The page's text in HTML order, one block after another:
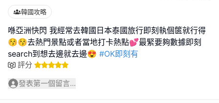
韓國攻略
喺亞洲快閃 我經常去韓國日本泰國旅行即刻執個篋就行得
😚😚去熱門景點或者當地打卡熱點💕最緊要夠數據即刻
search到想去邊就去邊😍 #OK即刻有
評分
發表第一個留言...